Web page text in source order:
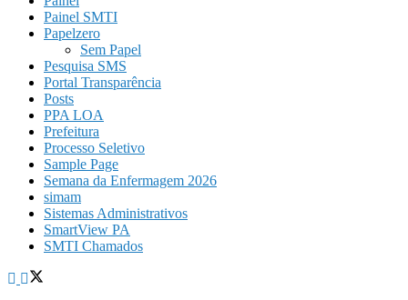
Painel SMTI
Papelzero
Sem Papel
Pesquisa SMS
Portal Transparência
Posts
PPA LOA
Prefeitura
Processo Seletivo
Sample Page
Semana da Enfermagem 2026
simam
Sistemas Administrativos
SmartView PA
SMTI Chamados